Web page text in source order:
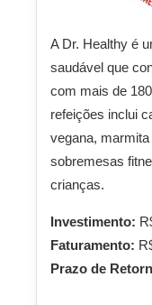
A Dr. Healthy é
saudável que
com mais de
refeições inclui
vegana,
sobremesas
crianças.
Investimento:
Faturamento:
Prazo de